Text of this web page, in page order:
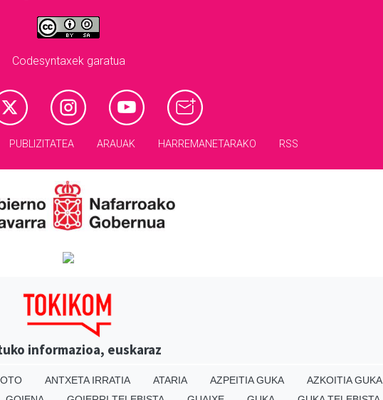
Codesyntaxek garatua
PUBLIZITATEA ARAUAK HARREMANETARAKO RSS
informazioa, euskaraz
ANTXETA IRRATIA ATARIA AZPEITIA GUKA AZKOITIA GUKA